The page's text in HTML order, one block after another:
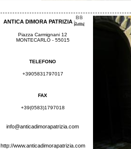
ANTICA DIMORA PATRIZIA
Piazza Carmignani 12
MONTECARLO - 55015
TELEFONO
+3905831797017
FAX
+39(0583)1797018
info@anticadimorapatrizia.com
http://www.anticadimorapatrizia.com